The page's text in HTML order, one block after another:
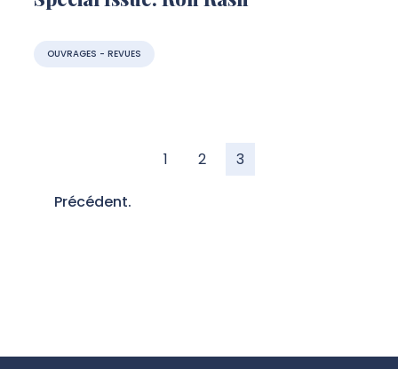
OUVRAGES - REVUES
1 2 3
Précédent.